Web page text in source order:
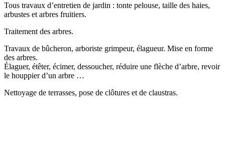
Tous travaux d’entretien de jardin : tonte pelouse, taille des haies,
arbustes et arbres fruitiers.
Traitement des arbres.
Travaux de bûcheron, arboriste grimpeur, élagueur. Mise en forme
des arbres.
Élaguer, étêter, écimer, dessoucher, réduire une flèche d’arbre, revoir
le houppier d’un arbre …
Nettoyage de terrasses, pose de clôtures et de claustras.